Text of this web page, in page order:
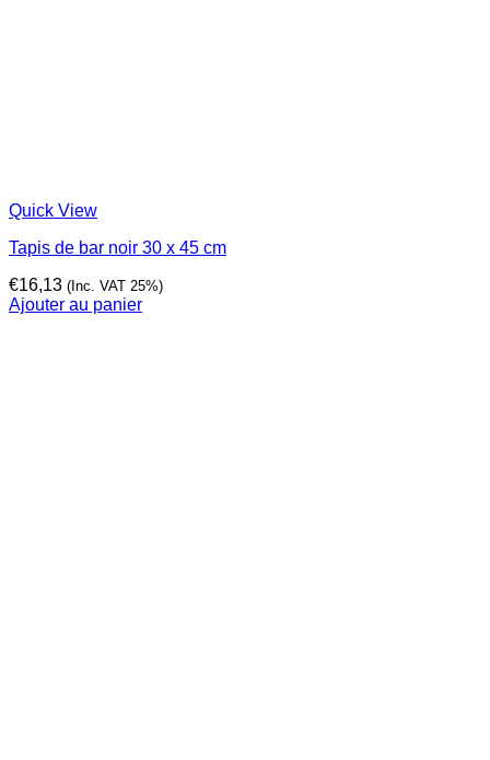
Quick View
Tapis de bar noir 30 x 45 cm
€16,13 (Inc. VAT 25%)
Ajouter au panier